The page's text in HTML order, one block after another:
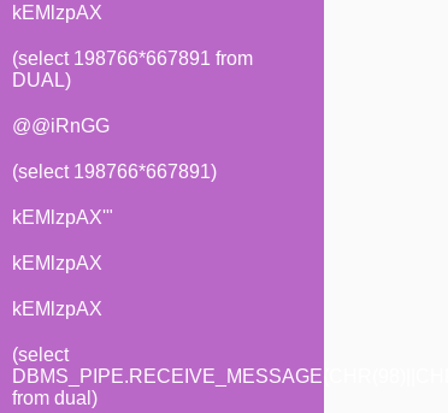
kEMlzpAX
(select 198766*667891 from
DUAL)
@@iRnGG
(select 198766*667891)
kEMlzpAX'"
kEMlzpAX
kEMlzpAX
(select
from dual)